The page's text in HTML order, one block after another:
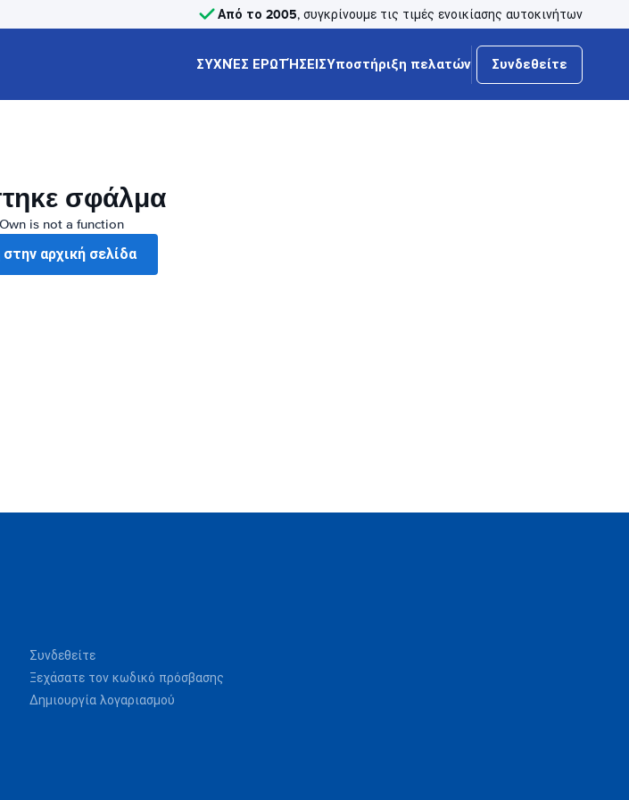
Από το 2005, συγκρίνουμε τις τιμές ενοικίασης αυτοκινήτων
ΣΥΧΝΈΣ ΕΡΩΤΉΣΕΙΣΥποστήριξη πελατών Συνδεθείτε
σφάλμα
is not a function
αρχική σελίδα
Συνδεθείτε
Ξεχάσατε τον κωδικό πρόσβασης
Δημιουργία λογαριασμού